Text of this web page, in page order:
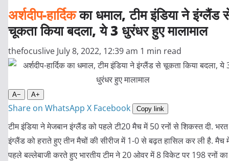
अर्शदीप-हार्दिकका धमाल, टीम इंडिया ने इंग्लैंड
चूकता किया बदला, ये 3 धुरंधर हुए मालामाल
thefocuslive July 8, 2022, 12:39 am 1 min read
A− A+
Share on WhatsApp X Facebook Copy link
टीम इंडिया ने मेजबान इंग्लैंड को पहले टी20 मैच में 50 रनों से शिकस्त दी.
इंग्लैंड को हराते हुए तीन मैचों की सीरीज में 1-0 से बढ़त हासिल कर ली है. मैच
पहले बल्लेबाजी करते हुए भारतीय टीम ने 20 ओवर में 8 विकेट पर 198 रनों का